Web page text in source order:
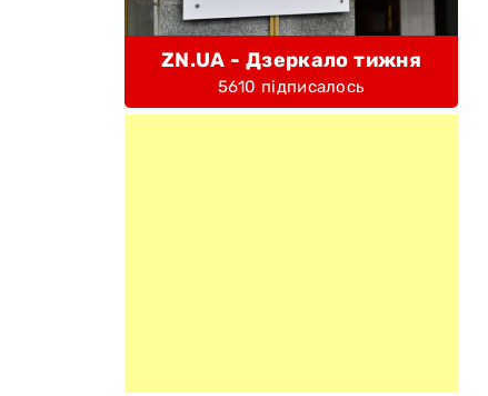
ZN.UA - Дзеркало тижня
5610 підписалось